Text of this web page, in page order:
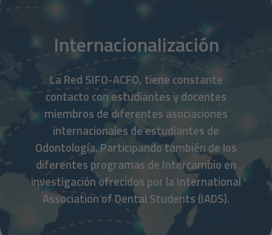
Internacionalización
La Red SIFO-ACFO, tiene constante
contacto con estudiantes y docentes
miembros de diferentes asociaciones
internacionales de estudiantes de
Odontología. Participando también de los
diferentes programas de Intercambio en
investigación ofrecidos por la International
Association of Dental Students (IADS).